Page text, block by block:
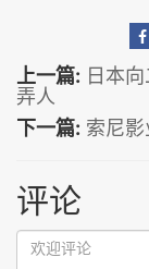
上一篇: 日本
弄人
下一篇: 索尼
评论